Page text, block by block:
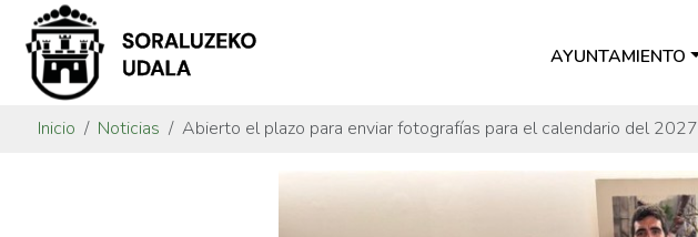
AYUNTAMIENTO
Inicio Noticias Abierto el plazo para enviar fotografías para el calendario del 2027